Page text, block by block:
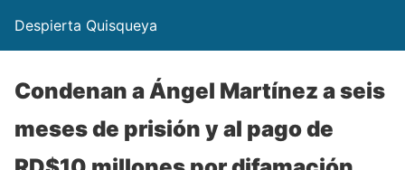
Despierta Quisqueya
Condenan a Ángel Martínez a seis
meses de prisión y al pago de